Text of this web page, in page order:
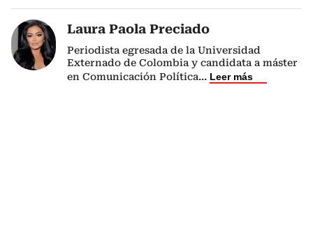
Laura Paola Preciado
Periodista egresada de la Universidad
Externado de Colombia y candidata a máster
en Comunicación Política... Leer más